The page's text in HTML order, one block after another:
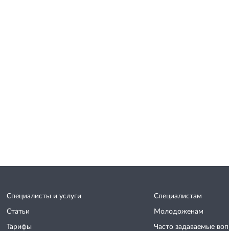
Специалисты и услуги
Статьи
Тарифы
Специалистам
Молодоженам
Часто задаваемые